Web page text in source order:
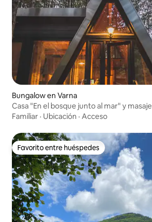
Bungalow en Varna
Casa "En el bosque junto al mar" y masaje
Familiar · Ubicación · Acceso
Favorito entre huéspedes
Favorito entre huéspedes